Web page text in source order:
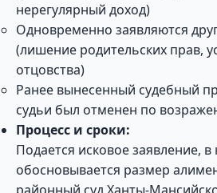
нерегулярный доход)
Одновременно заявляются
(лишение родительских прав,
отцовства)
Ранее вынесенный судебный
судьи был отменен по
Процесс и сроки:
Подается исковое заявление,
обосновывается размер